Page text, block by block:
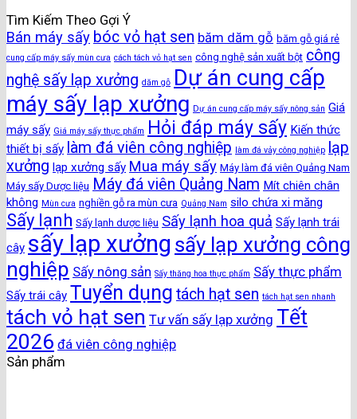
Tìm Kiếm Theo Gợi Ý
Bán máy sấy bóc vỏ hạt sen băm dăm gỗ băm gỗ giá rẻ
cung cấp máy sấy mùn cưa cách tách vỏ hạt sen công nghệ sản xuất bột công
nghệ sấy lạp xưởng dăm gỗ Dự án cung cấp
máy sấy lạp xưởng Dự án cung cấp máy sấy nông sản Giá
máy sấy Giá máy sấy thực phẩm Hỏi đáp máy sấy Kiến thức
thiết bị sấy làm đá viên công nghiệp làm đá vảy công nghiệp
lạp
xưởng lạp xưởng sấy Mua máy sấy Máy làm đá viên Quảng Nam
Máy sấy Dược liệu Máy đá viên Quảng Nam Mít chiên chân
không Mùn cưa nghiền gỗ ra mùn cưa Quảng Nam silo chứa xi măng
Sấy lạnh Sấy lạnh dược liệu Sấy lạnh hoa quả Sấy lạnh trái
cây sấy lạp xưởng sấy lạp xưởng công
nghiệp Sấy nông sản Sấy thăng hoa thực phẩm Sấy thực phẩm
Sấy trái cây Tuyển dụng tách hạt sen tách hạt sen nhanh
tách vỏ hạt sen Tư vấn sấy lạp xưởng Tết
2026 đá viên công nghiệp
Sản phẩm